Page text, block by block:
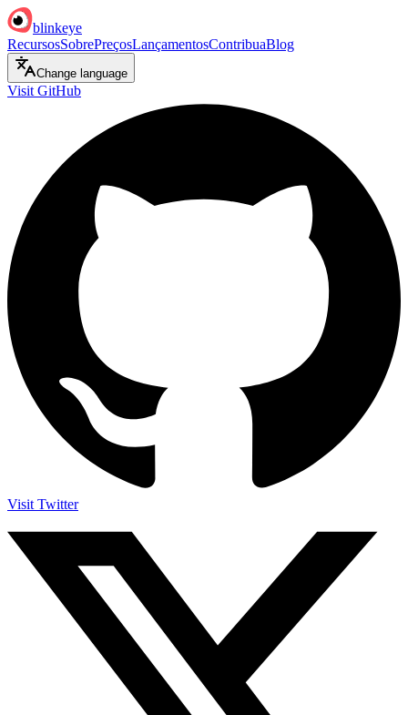
blinkeye
RecursosSobrePreçosLançamentosContribuaBlog
Change language
Visit GitHub
Visit Twitter